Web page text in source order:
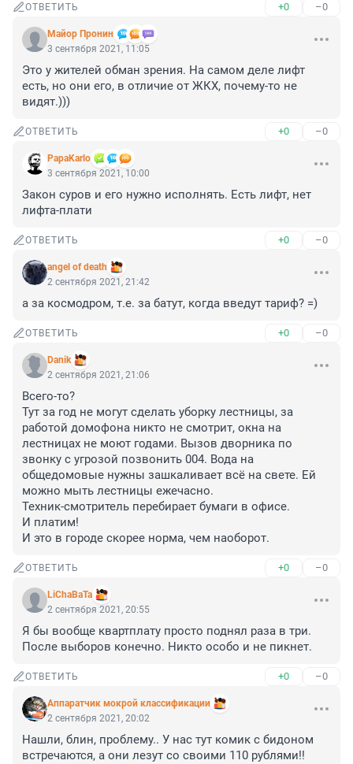
ОТВЕТИТЬ +0 –0
Майор Пронин
3 сентября 2021, 11:05
Это у жителей обман зрения. На самом деле лифт
есть, но они его, в отличие от ЖКХ, почему-то не
видят.)))
ОТВЕТИТЬ +0 –0
PapaKarlo
3 сентября 2021, 10:00
Закон суров и его нужно исполнять. Есть лифт, нет
лифта-плати
ОТВЕТИТЬ +0 –0
angel of death
2 сентября 2021, 21:42
а за космодром, т.е. за батут, когда введут тариф? =)
ОТВЕТИТЬ +0 –0
Danik
2 сентября 2021, 21:06
Всего-то?
Тут за год не могут сделать уборку лестницы, за
работой домофона никто не смотрит, окна на
лестницах не моют годами. Вызов дворника по
звонку с угрозой позвонить 004. Вода на
общедомовые нужны зашкаливает всё на свете. Ей
можно мыть лестницы ежечасно.
Техник-смотритель перебирает бумаги в офисе.
И платим!
И это в городе скорее норма, чем наоборот.
ОТВЕТИТЬ +0 –0
LiChaBaTa
2 сентября 2021, 20:55
Я бы вообще квартплату просто поднял раза в три.
После выборов конечно. Никто особо и не пикнет.
ОТВЕТИТЬ +0 –0
Аппаратчик мокрой классификации
2 сентября 2021, 20:02
Нашли, блин, проблему.. У нас тут комик с бидоном
встречаются, а они лезут со своими 110 рублями!!